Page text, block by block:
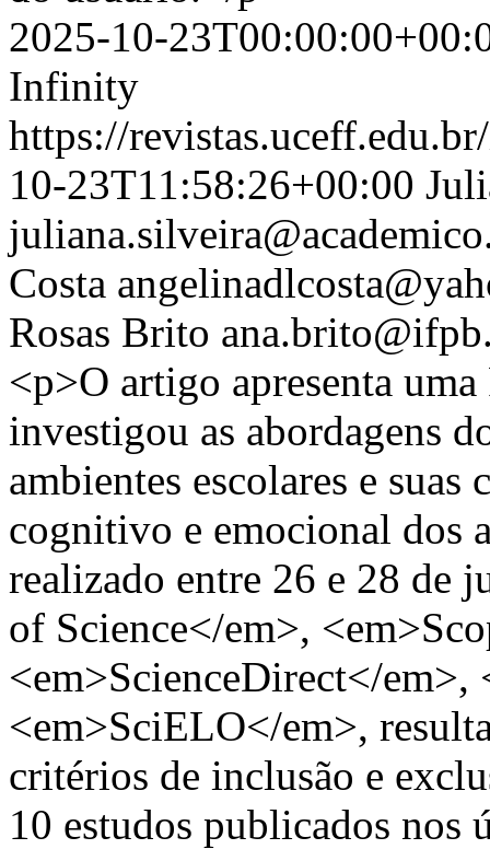
2025-10-
Infinity
https://
10-23T11:58:26+00:00
Costa
Rosas Brito
<p>O artigo apresenta
investigou as abordagens
ambientes escolares e
cognitivo e emocional dos
realizado entre 26 e 28 de
of Science</em>,
<em>ScienceDirect</em>,
<em>SciELO</em>,
critérios de inclusão e
10 estudos publicados nos